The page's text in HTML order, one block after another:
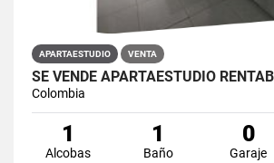
APARTAESTUDIO VENTA
Colombia
1
Alcobas
1
Baño
0
Garaje